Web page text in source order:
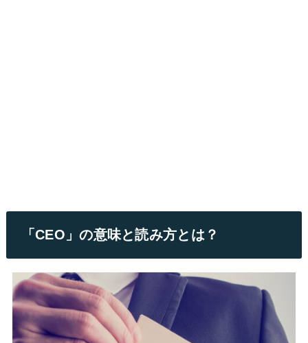
「CEO」の意味と読み方とは？